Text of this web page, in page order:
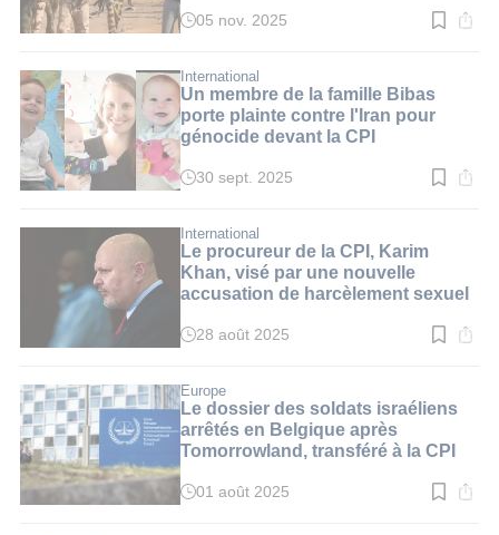
Temps
:
2
min.
05 nov. 2025
International
Un membre de la famille Bibas
porte plainte contre l'Iran pour
génocide devant la CPI
Temps
:
3
min.
30 sept. 2025
International
Le procureur de la CPI, Karim
Khan, visé par une nouvelle
accusation de harcèlement sexuel
Temps
:
3
min.
28 août 2025
Europe
Le dossier des soldats israéliens
arrêtés en Belgique après
Tomorrowland, transféré à la CPI
Temps
01 août 2025